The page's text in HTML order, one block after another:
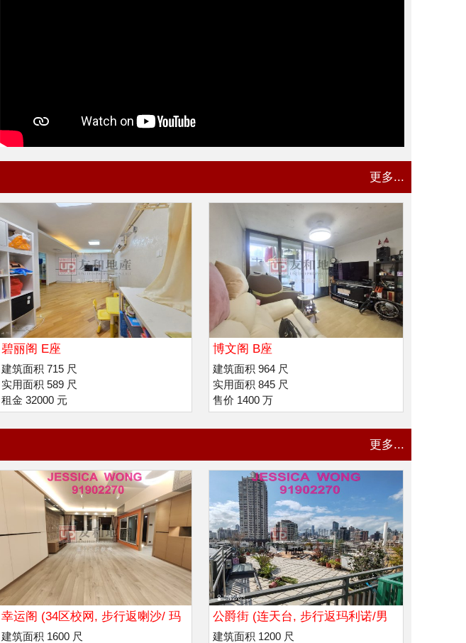
更多...
碧丽阁 E座
建筑面积 715 尺
实用面积 589 尺
租金 32000 元
博文阁 B座
建筑面积 964 尺
实用面积 845 尺
售价 1400 万
更多...
幸运阁 (34区校网, 步行返喇沙/ 玛
利诺书院
建筑面积 1600 尺
公爵街 (连天台, 步行返玛利诺/男
拔萃书院
建筑面积 1200 尺